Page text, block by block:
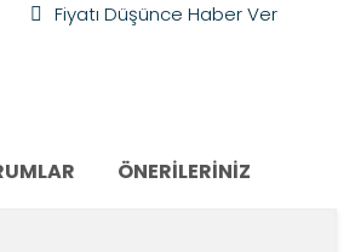
Fiyatı Düşünce Haber Ver
ÖNERILERINIZ